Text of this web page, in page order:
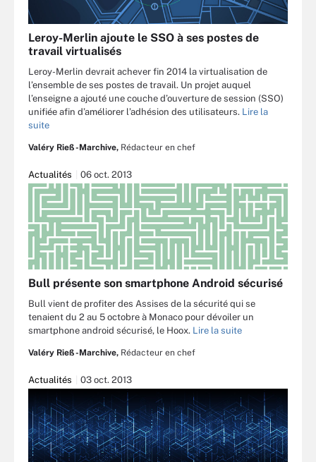
Leroy-Merlin ajoute le SSO à ses postes de
travail virtualisés
Leroy-Merlin devrait achever fin 2014 la virtualisation de
l’ensemble de ses postes de travail. Un projet auquel
l’enseigne a ajouté une couche d’ouverture de session (SSO)
unifiée afin d’améliorer l’adhésion des utilisateurs. Lire la
suite
Valéry Rieß-Marchive, Rédacteur en chef
Actualités 06 oct. 2013
Bull présente son smartphone Android sécurisé
Bull vient de profiter des Assises de la sécurité qui se
tenaient du 2 au 5 octobre à Monaco pour dévoiler un
smartphone android sécurisé, le Hoox. Lire la suite
Valéry Rieß-Marchive, Rédacteur en chef
Actualités 03 oct. 2013